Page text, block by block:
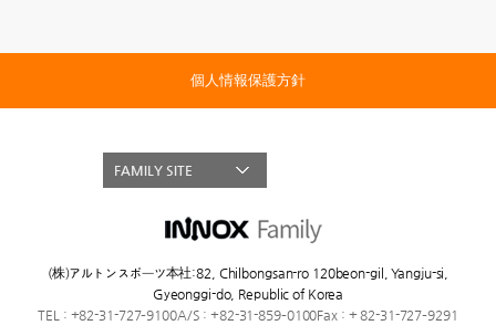
個人情報保護方針
(株)アルトンスポーツ本社:82, Chilbongsan-ro 120beon-gil, Yangju-si,
Gyeonggi-do, Republic of Korea
TEL : +82-31-727–9100A/S : +82-31-859–0100Fax : + 82-31-727–9291
FAMILY SITE